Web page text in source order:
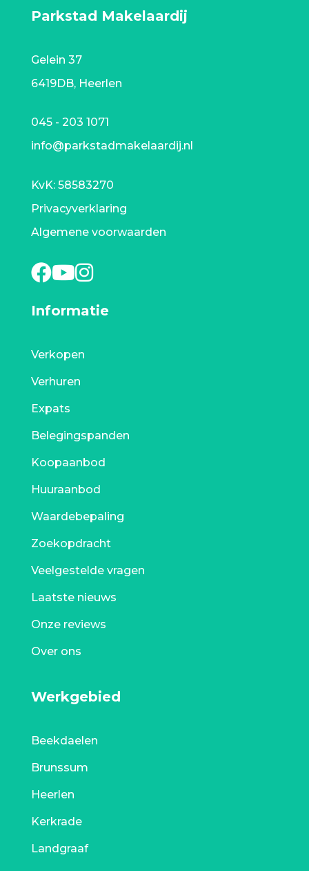
Parkstad Makelaardij
Gelein 37
6419DB, Heerlen
045 - 203 1071
info@parkstadmakelaardij.nl
KvK: 58583270
Privacyverklaring
Algemene voorwaarden
Informatie
Verkopen
Verhuren
Expats
Belegingspanden
Koopaanbod
Huuraanbod
Waardebepaling
Zoekopdracht
Veelgestelde vragen
Laatste nieuws
Onze reviews
Over ons
Werkgebied
Beekdaelen
Brunssum
Heerlen
Kerkrade
Landgraaf